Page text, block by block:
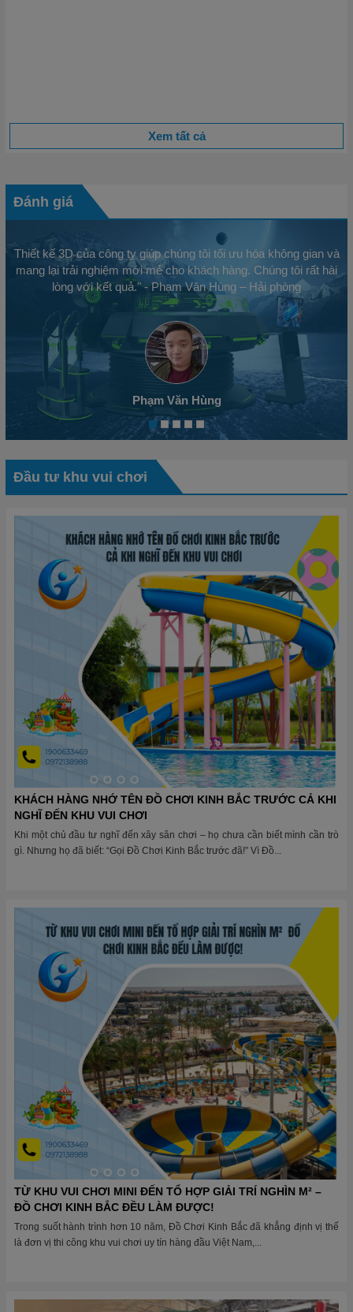
Xem tất cả
Đánh giá
Thiết kế 3D của công ty giúp chúng tôi tối ưu hóa không gian và
mang lại trải nghiệm mới mẻ cho khách hàng. Chúng tôi rất hài
lòng với kết quả." - Phạm Văn Hùng – Hải phòng
Phạm Văn Hùng
Đầu tư khu vui chơi
KHÁCH HÀNG NHỚ TÊN ĐỒ CHƠI KINH BẮC TRƯỚC CẢ KHI
NGHĨ ĐẾN KHU VUI CHƠI
Khi một chủ đầu tư nghĩ đến xây sân chơi – họ chưa cần biết mình cần trò
gì. Nhưng họ đã biết: “Gọi Đồ Chơi Kinh Bắc trước đã!” Vì Đồ...
TỪ KHU VUI CHƠI MINI ĐẾN TỔ HỢP GIẢI TRÍ NGHÌN M² –
ĐỒ CHƠI KINH BẮC ĐỀU LÀM ĐƯỢC!
Trong suốt hành trình hơn 10 năm, Đồ Chơi Kinh Bắc đã khẳng định vị thế
là đơn vị thi công khu vui chơi uy tín hàng đầu Việt Nam,...